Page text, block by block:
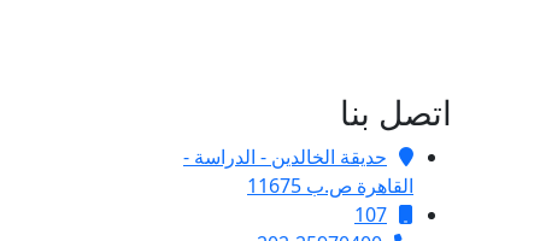
اتصل بنا
حديقة الخالدين - الدراسة -
القاهرة ص.ب 11675
107